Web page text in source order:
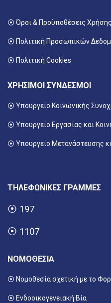
⦿ Όροι & Προϋποθέσεις Χρήσης
⦿ Πολιτική Προσωπικών
⦿ Πολιτική Cookies
ΧΡΗΣΙΜΟΙ ΣΥΝΔΕΣΜΟΙ
⦿ Υπουργείο Κοινωνικής
⦿ Υπουργείο Εργασίας και
⦿ Υπουργείο Μετανάστευσης
ΤΗΛΕΦΩΝΙΚΕΣ ΓΡΑΜΜΕΣ
⦿ 197
⦿ 1107
ΝΟΜΟΘΕΣΙΑ
⦿ Νομοθεσία σχετική με το
⦿ Ενδοοικογενειακή Βία